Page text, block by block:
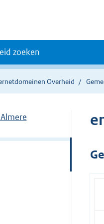
zoeken
Overheid